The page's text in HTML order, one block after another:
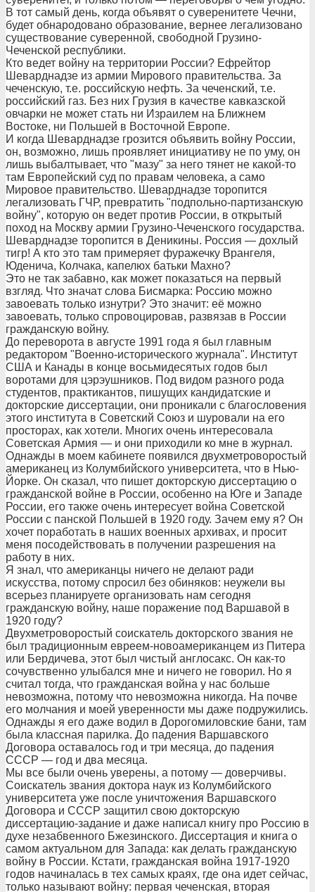
В тот самый день, когда объявят о суверенитете Чечни,
будет обнародовано образование, вернее легализовано
существование суверенной, свободной Грузино-
Чеченской республики.
Кто ведет войну на территории России? Ефрейтор
Шеварднадзе из армии Мирового правительства. За
чеченскую, т.е. российскую нефть. За чеченский, т.е.
российский газ. Без них Грузия в качестве кавказской
овчарки не может стать ни Израилем на Ближнем
Востоке, ни Польшей в Восточной Европе.
И когда Шеварднадзе грозится объявить войну России,
он, возможно, лишь проявляет инициативу не по уму, он
лишь выбалтывает, что "мазу" за него тянет не какой-то
там Европейский суд по правам человека, а само
Мировое правительство. Шеварднадзе торопится
легализовать ГЧР, превратить "подпольно-партизанскую
войну", которую он ведет против России, в открытый
поход на Москву армии Грузино-Чеченского государства.
Шеварднадзе торопится в Деникины. Россия — дохлый
тигр! А кто это там примеряет фуражечку Врангеля,
Юденича, Колчака, капелюх батьки Махно?
Это не так забавно, как может показаться на первый
взгляд. Что значат слова Бисмарка: Россию можно
завоевать только изнутри? Это значит: её можно
завоевать, только спровоцировав, развязав в России
гражданскую войну.
До переворота в августе 1991 года я был главным
редактором "Военно-исторического журнала". Институт
США и Канады в конце восьмидесятых годов был
воротами для цэрэушников. Под видом разного рода
студентов, практикантов, пишущих кандидатские и
докторские диссертации, они проникали с благословения
этого института в Советский Союз и шуровали на его
просторах, как хотели. Многих очень интересовала
Советская Армия — и они приходили ко мне в журнал.
Однажды в моем кабинете появился двухметроворостый
американец из Колумбийского университета, что в Нью-
Йорке. Он сказал, что пишет докторскую диссертацию о
гражданской войне в России, особенно на Юге и Западе
России, его также очень интересует война Советской
России с панской Польшей в 1920 году. Зачем ему я? Он
хочет поработать в наших военных архивах, и просит
меня посодействовать в получении разрешения на
работу в них.
Я знал, что американцы ничего не делают ради
искусства, потому спросил без обиняков: неужели вы
всерьез планируете организовать нам сегодня
гражданскую войну, наше поражение под Варшавой в
1920 году?
Двухметроворостый соискатель докторского звания не
был традиционным евреем-новоамериканцем из Питера
или Бердичева, этот был чистый англосакс. Он как-то
сочувственно улыбался мне и ничего не говорил. Но я
считал тогда, что гражданская война у нас больше
невозможна, потому что невозможна никогда. На почве
его молчания и моей уверенности мы даже подружились.
Однажды я его даже водил в Дорогомиловские бани, там
была классная парилка. До падения Варшавского
Договора оставалось год и три месяца, до падения
СССР — год и два месяца.
Мы все были очень уверены, а потому — доверчивы.
Соискатель звания доктора наук из Колумбийского
университета уже после уничтожения Варшавского
Договора и СССР защитил свою докторскую
диссертацию-задание и даже написал книгу про Россию в
духе незабвенного Бжезинского. Диссертация и книга о
самом актуальном для Запада: как делать гражданскую
войну в России. Кстати, гражданская война 1917-1920
годов начиналась в тех самых краях, где она идет сейчас,
только называют войну: первая чеченская, вторая